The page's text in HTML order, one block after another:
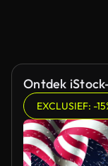
Ontdek
EXCLUSIEF: -